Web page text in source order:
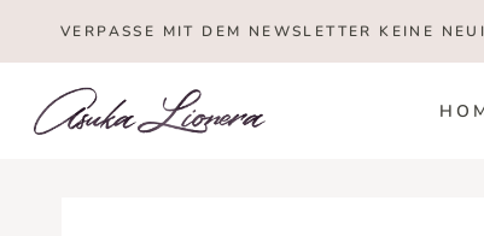
VERPASSE MIT DEM NEWSLETTER KEINE